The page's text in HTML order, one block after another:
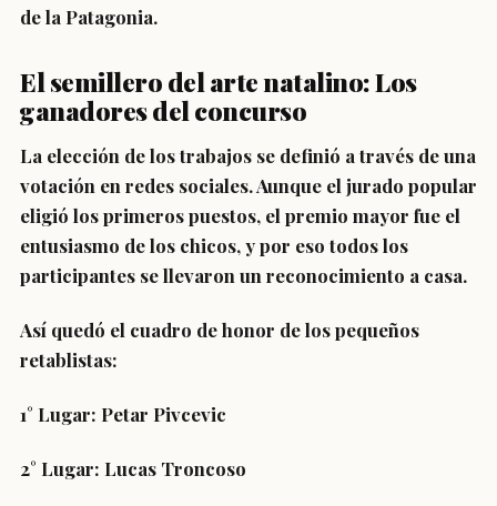
de la Patagonia.
El semillero del arte natalino: Los
ganadores del concurso
La elección de los trabajos se definió a través de una
votación en redes sociales. Aunque el jurado popular
eligió los primeros puestos, el premio mayor fue el
entusiasmo de los chicos, y por eso todos los
participantes se llevaron un reconocimiento a casa.
Así quedó el cuadro de honor de los pequeños
retablistas:
1° Lugar: Petar Pivcevic
2° Lugar: Lucas Troncoso